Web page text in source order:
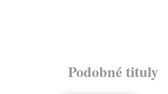
Podobné tituly